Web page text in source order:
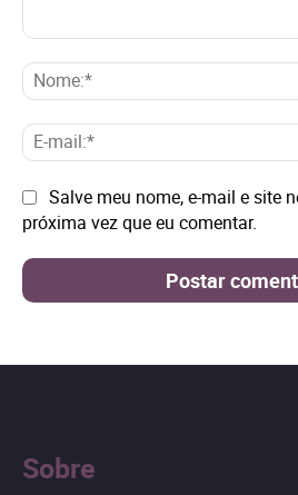
Site: Salve meu nome, e-mail e site
próxima vez que eu comentar.
Sobre